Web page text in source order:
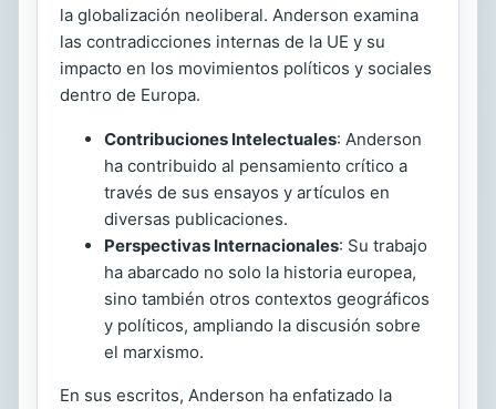
la globalización neoliberal. Anderson examina
las contradicciones internas de la UE y su
impacto en los movimientos políticos y sociales
dentro de Europa.
Contribuciones Intelectuales: Anderson
ha contribuido al pensamiento crítico a
través de sus ensayos y artículos en
diversas publicaciones.
Perspectivas Internacionales: Su trabajo
ha abarcado no solo la historia europea,
sino también otros contextos geográficos
y políticos, ampliando la discusión sobre
el marxismo.
En sus escritos, Anderson ha enfatizado la